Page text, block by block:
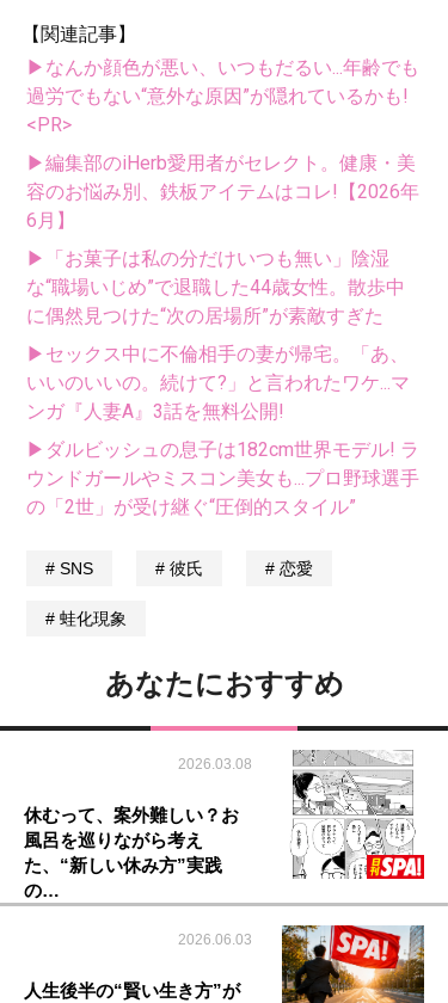
【関連記事】
▶なんか顔色が悪い、いつもだるい...年齢でも
過労でもない“意外な原因”が隠れているかも!
<PR>
▶編集部のiHerb愛用者がセレクト。健康・美
容のお悩み別、鉄板アイテムはコレ!【2026年
6月】
▶「お菓子は私の分だけいつも無い」陰湿
な“職場いじめ”で退職した44歳女性。散歩中
に偶然見つけた“次の居場所”が素敵すぎた
▶セックス中に不倫相手の妻が帰宅。「あ、
いいのいいの。続けて?」と言われたワケ...マ
ンガ『人妻A』3話を無料公開!
▶ダルビッシュの息子は182cm世界モデル! ラ
ウンドガールやミスコン美女も...プロ野球選手
の「2世」が受け継ぐ“圧倒的スタイル”
SNS 彼氏 恋愛
蛙化現象
あなたにおすすめ
2026.03.08
休むって、案外難しい？お
風呂を巡りながら考え
た、“新しい休み方”実践
の…
2026.06.03
人生後半の“賢い生き方”が